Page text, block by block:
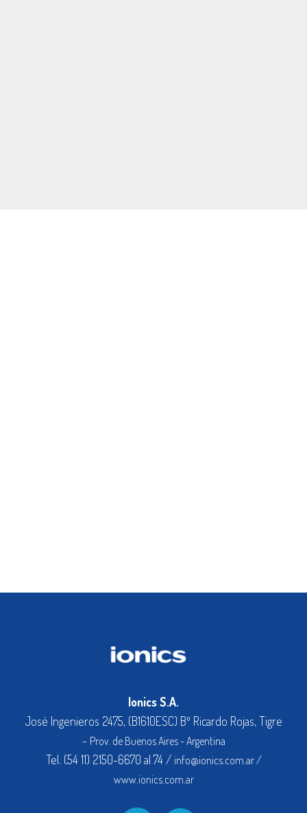
Ionics S.A.
José Ingenieros 2475, (B1610ESC) Bº Ricardo Rojas, Tigre
- Prov. de Buenos Aires - Argentina
Tel. (54 11) 2150-6670 al 74 / info@ionics.com.ar /
www.ionics.com.ar